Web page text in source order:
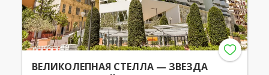
ВЕЛИКОЛЕПНАЯ СТЕЛЛА — ЗВЕЗДА